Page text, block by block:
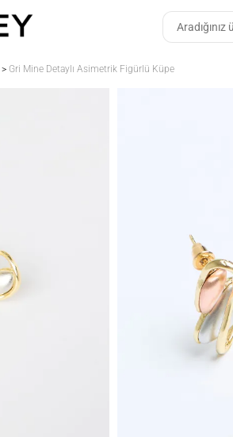
> Gri Mine Detaylı Asimetrik Figürlü Küpe